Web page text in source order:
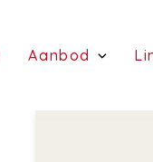
(Schattingen)
Aanbod